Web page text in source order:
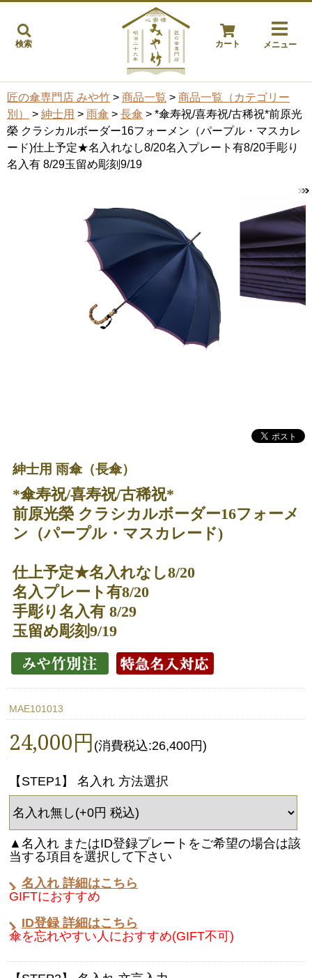
検索 カート メニュー
匠の傘専門店 みや竹 > 商品一覧 > 商品一覧（カテゴリー
別）
> 紳士用 > 雨傘 > 長傘 > *傘寿祝/喜寿祝/古稀祝*前原光
榮 クラシカルボーダー16フォーメン（パープル・マスカレ
ード)仕上予定★名入れなし8/20名入プレート有8/20手彫り
名入有 8/29玉留め彫刻9/19
紳士用 雨傘（長傘）
*傘寿祝/喜寿祝/古稀祝*
前原光榮 クラシカルボーダー16フォーメ
ン（パープル・マスカレード)
仕上予定★名入れなし8/20
名入プレート有8/20
手彫り名入有 8/29
玉留め彫刻9/19
MAE101013
24,000円 (消費税込:26,400円)
【STEP1】 名入れ 方法選択
▲名入れ またはID登録プレートをご希望の場合は該
当する項目を選択して下さい
名入れ 詳細はこちら
GIFTにおすすめ
ID登録 詳細はこちら
傘を忘れやすい人におすすめ(GIFT不可)